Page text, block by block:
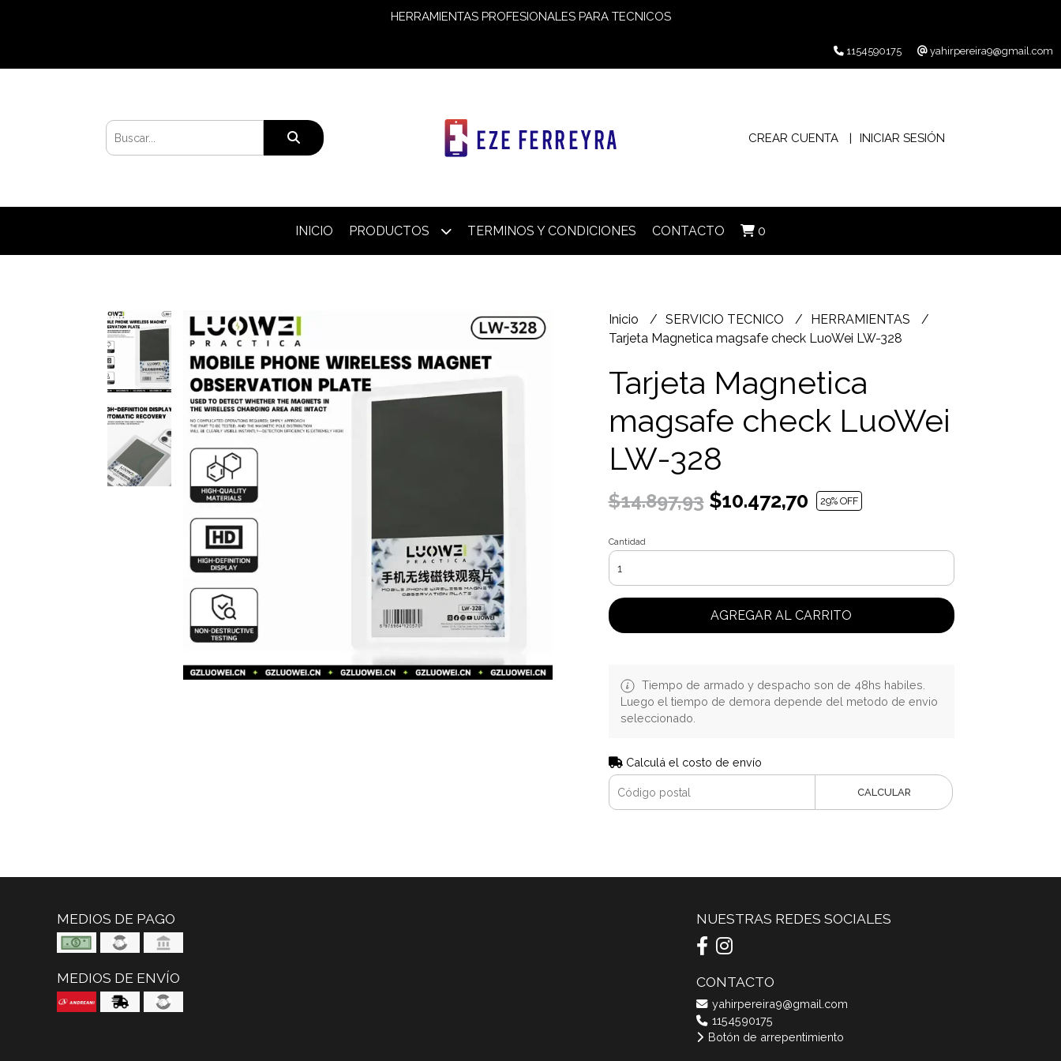
HERRAMIENTAS PROFESIONALES PARA TECNICOS
1154590175 yahirpereira9@gmail.com
CREAR CUENTA INICIAR SESIÓN
INICIO PRODUCTOS TERMINOS Y CONDICIONES CONTACTO 0
Inicio SERVICIO TECNICO
HERRAMIENTAS
Tarjeta Magnetica magsafe check LuoWei LW-328
Tarjeta Magnetica
magsafe check LuoWei
LW-328
$14.897,93$10.472,70 29% OFF
Cantidad
AGREGAR AL CARRITO
Tiempo de armado y despacho son de 48hs habiles.
Luego el tiempo de demora depende del metodo de envio
seleccionado.
Calculá el costo de envío
CALCULAR
MEDIOS DE PAGO
MEDIOS DE ENVÍO
NUESTRAS REDES SOCIALES
CONTACTO
yahirpereira9@gmail.com
1154590175
Botón de arrepentimiento